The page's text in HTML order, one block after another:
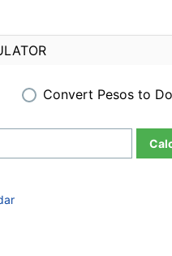
Convert Pesos to